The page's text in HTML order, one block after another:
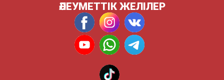
ӘЛЕУМЕТТІК ЖЕЛІЛЕР